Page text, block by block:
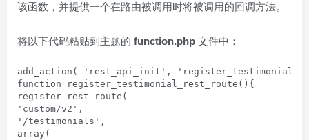
该函数，并提供一个在路由被调用时将被调用的回调方法。
将以下代码粘贴到主题的 function.php 文件中：
add_action( 'rest_api_init',
function register_testimonial_rest_route(){
register_rest_route(
'custom/v2',
'/testimonials',
array(